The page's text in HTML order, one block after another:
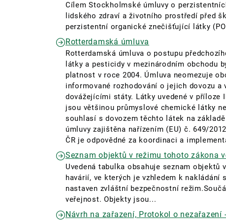
Cílem Stockholmské úmluvy o
lidského zdraví a životního prostředí před
perzistentní organické znečišťující látky
Rotterdamská úmluva
Rotterdamská úmluva o postupu
látky a pesticidy v mezinárodním obchodu
platnost v roce 2004. Úmluva neomezuje
informované rozhodování o jejich dovozu
dovážejícími státy. Látky uvedené v příloze
jsou většinou průmyslové chemické látky
souhlasí s dovozem těchto látek na
úmluvy zajištěna nařízením (EU) č. 649/
ČR je odpovědné za koordinaci a
Seznam objektů v režimu tohoto zákona
Uvedená tabulka obsahuje seznam objektů
havárií, ve kterých je vzhledem k nakládání
nastaven zvláštní bezpečnostní
veřejnost. Objekty jsou...
Návrh na zařazení, Protokol o nezařazení